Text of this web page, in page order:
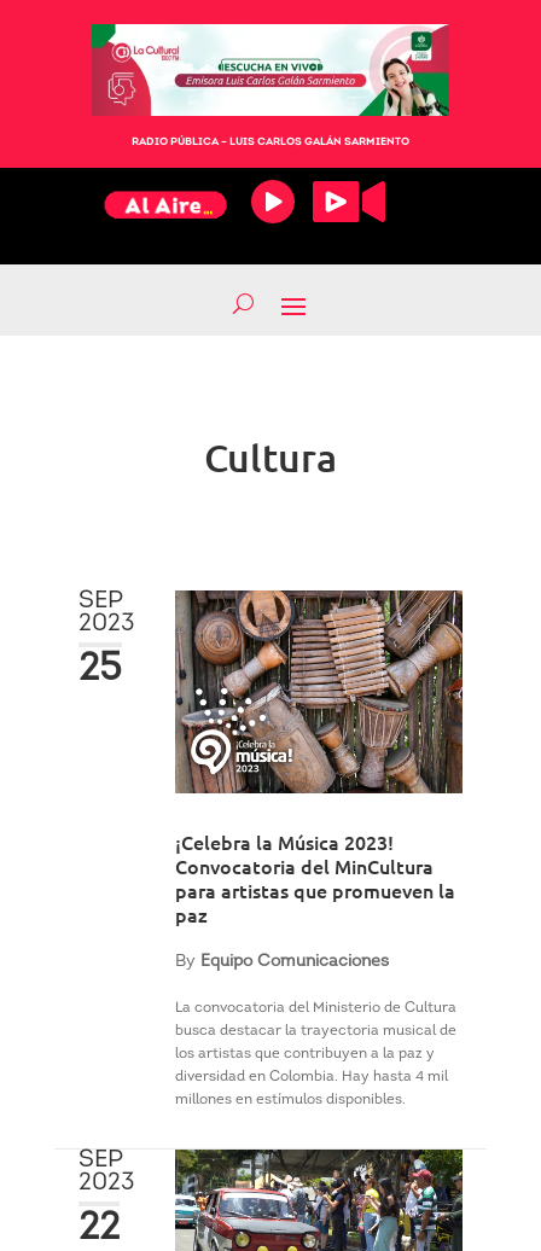
RADIO PÚBLICA – LUIS CARLOS GALÁN SARMIENTO
Cultura
SEP
2023
25
¡Celebra la Música 2023!
Convocatoria del MinCultura
para artistas que promueven la
paz
By Equipo Comunicaciones
La convocatoria del Ministerio de Cultura
busca destacar la trayectoria musical de
los artistas que contribuyen a la paz y
diversidad en Colombia. Hay hasta 4 mil
millones en estímulos disponibles.
SEP
2023
22